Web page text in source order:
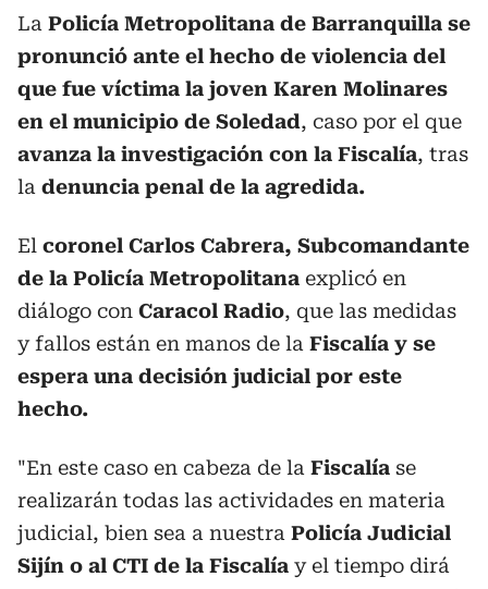
La Policía Metropolitana de Barranquilla se
pronunció ante el hecho de violencia del
que fue víctima la joven Karen Molinares
en el municipio de Soledad, caso por el que
avanza la investigación con la Fiscalía, tras
la denuncia penal de la agredida.
El coronel Carlos Cabrera, Subcomandante
de la Policía Metropolitana explicó en
diálogo con Caracol Radio, que las medidas
y fallos están en manos de la Fiscalía y se
espera una decisión judicial por este
hecho.
"En este caso en cabeza de la Fiscalía se
realizarán todas las actividades en materia
judicial, bien sea a nuestra Policía Judicial
Sijín o al CTI de la Fiscalía y el tiempo dirá